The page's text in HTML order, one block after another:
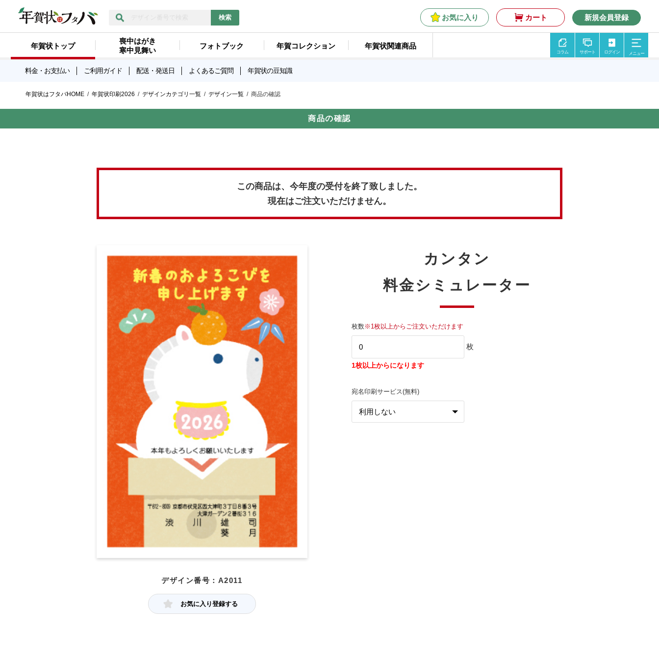
検索 お気に入り カート 新規会員登録
年賀状トップ
喪中はがき
寒中見舞い
フォトブック 年賀コレクション 年賀状関連商品
コラム サポート ログイン メニュー
料金・お支払い ご利用ガイド 配送・発送日 よくあるご質問 年賀状の豆知識
年賀状はフタバHOME 年賀状印刷2026 デザインカテゴリ一覧 デザイン一覧 商品の確認
商品の確認
この商品は、今年度の受付を終了致しました。
現在はご注文いただけません。
デザイン番号：A2011
お気に入り登録する
カンタン
料金シミュレーター
枚数※1枚以上からご注文いただけます
枚
1枚以上からになります
宛名印刷サービス(無料)